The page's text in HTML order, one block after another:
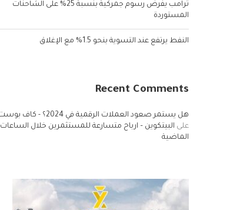
ترامب يفرض رسوم جمركية بنسبة 25% على الشاحنات
المستوردة
النفط يرتفع عند التسوية بنحو 1.5% مع الإغلاق
Recent Comments
هل يستمر صعود العملات الرقمية في 2024؟ - كاف بوست
على البيتكوين – ارباح متسارعة للمستثمرين خلال الساعات
الماضية